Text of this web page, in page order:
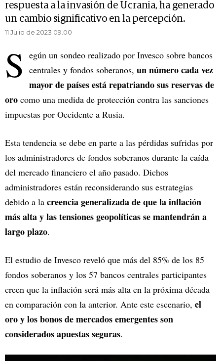
respuesta a la invasión de Ucrania, ha generado
un cambio significativo en la percepción.
11 Julio de 2023 09.00
S egún un sondeo realizado por Invesco sobre bancos
centrales y fondos soberanos, un número cada vez
mayor de países está repatriando sus reservas de
oro como una medida de protección contra las sanciones
impuestas por Occidente a Rusia.
Esta tendencia se debe en parte a las pérdidas sufridas por
los administradores de fondos soberanos durante la caída
del mercado financiero el año pasado. Dichos
administradores están reconsiderando sus estrategias
debido a la creencia generalizada de que la inflación
más alta y las tensiones geopolíticas se mantendrán a
largo plazo.
El estudio de Invesco reveló que más del 85% de los 85
fondos soberanos y los 57 bancos centrales participantes
creen que la inflación será más alta en la próxima década
en comparación con la anterior. Ante este escenario, el
oro y los bonos de mercados emergentes son
considerados apuestas seguras.